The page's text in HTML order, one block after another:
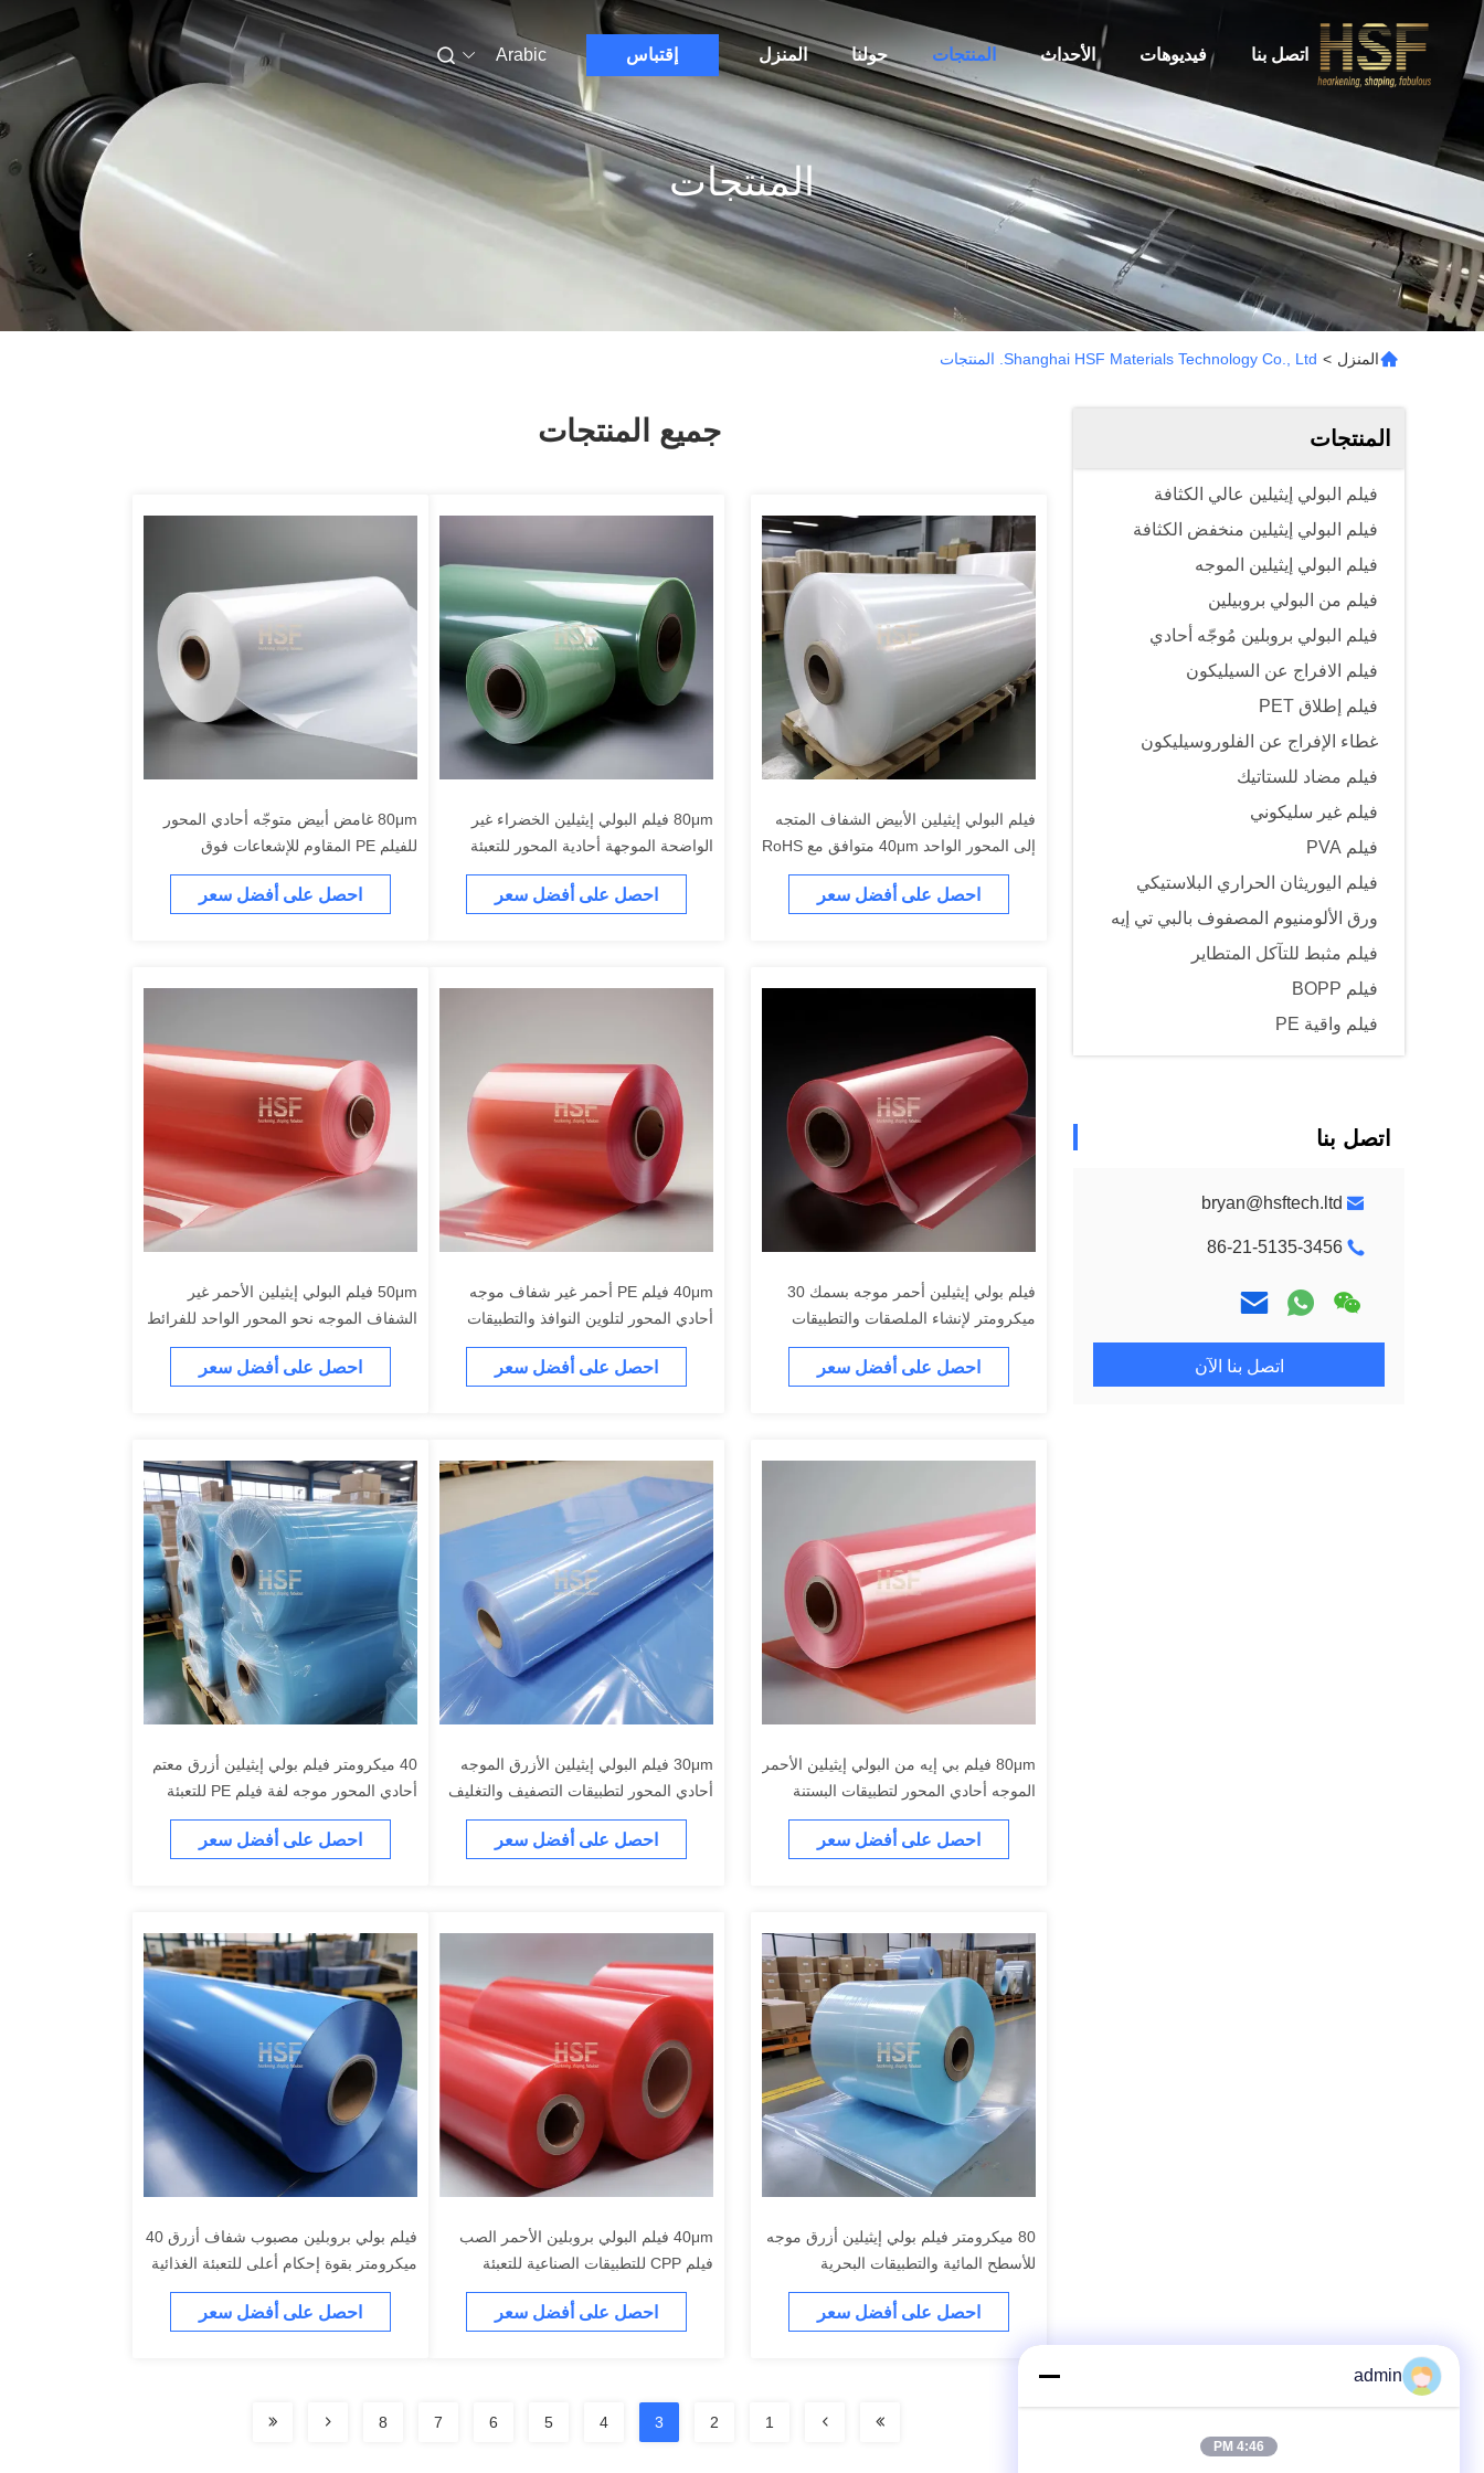
المنزل حولنا المنتجات الأحداث فيديوهات اتصل بنا إقتباس Arabic
المنتجات
المنزل > Shanghai HSF Materials Technology Co., Ltd. المنتجات
المنتجات
فيلم البولي إيثيلين عالي الكثافة
فيلم البولي إيثيلين منخفض الكثافة
فيلم البولي إيثيلين الموجه
فيلم من البولي بروبيلين
فيلم البولي بروبلين مُوجّه أحادي
فيلم الافراج عن السيليكون
فيلم إطلاق PET
غطاء الإفراج عن الفلوروسيليكون
فيلم مضاد للستاتيك
فيلم غير سليكوني
فيلم PVA
فيلم اليوريثان الحراري البلاستيكي
ورق الألومنيوم المصفوف بالبي تي إيه
فيلم مثبط للتآكل المتطاير
فيلم BOPP
فيلم واقية PE
اتصل بنا
bryan@hsftech.ltd
86-21-5135-3456
اتصل بنا الآن
جميع المنتجات
فيلم البولي إيثيلين الأبيض الشفاف المتجه
إلى المحور الواحد 40μm متوافق مع RoHS
للتعبئة والتغليف والزراعة
احصل على أفضل سعر
80μm فيلم البولي إيثيلين الخضراء غير
الواضحة الموجهة أحادية المحور للتعبئة
والتغليف والزراعة
احصل على أفضل سعر
80μm غامض أبيض متوجّه أحادي المحور
للفيلم PE المقاوم للإشعاعات فوق
البنفسجية للتعبئة والتغليف والبناء
احصل على أفضل سعر
فيلم بولي إيثيلين أحمر موجه بسمك 30
ميكرومتر لإنشاء الملصقات والتطبيقات
الزخرفية
احصل على أفضل سعر
40μm فيلم PE أحمر غير شفاف موجه
أحادي المحور لتلوين النوافذ والتطبيقات
الزخرفية
احصل على أفضل سعر
50μm فيلم البولي إيثيلين الأحمر غير
الشفاف الموجه نحو المحور الواحد للفرائط
الهدية والاستخدامات الزخرفية
احصل على أفضل سعر
80μm فيلم بي إيه من البولي إيثيلين الأحمر
الموجه أحادي المحور لتطبيقات البستنة
والزراعة
احصل على أفضل سعر
30μm فيلم البولي إيثيلين الأزرق الموجه
أحادي المحور لتطبيقات التصفيف والتغليف
احصل على أفضل سعر
40 ميكرومتر فيلم بولي إيثيلين أزرق معتم
أحادي المحور موجه لفة فيلم PE للتعبئة
والتغليف والزراعة
احصل على أفضل سعر
80 ميكرومتر فيلم بولي إيثيلين أزرق موجه
للأسطح المائية والتطبيقات البحرية
احصل على أفضل سعر
40μm فيلم البولي بروبلين الأحمر الصب
فيلم CPP للتطبيقات الصناعية للتعبئة
والتغليف
احصل على أفضل سعر
فيلم بولي بروبلين مصبوب شفاف أزرق 40
ميكرومتر بقوة إحكام أعلى للتعبئة الغذائية
والصناعية
احصل على أفضل سعر
1
2
3
4
5
6
7
8
admin
4:46 PM